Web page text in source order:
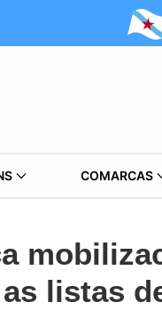
COMARCAS
listas